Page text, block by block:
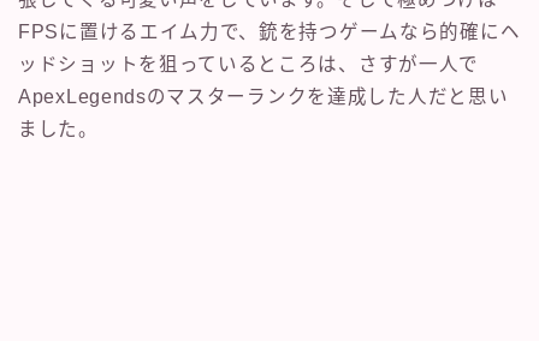
FPSに置けるエイム力で、銃を持つゲームなら的確にヘ
ッドショットを狙っているところは、さすが一人で
ApexLegendsのマスターランクを達成した人だと思い
ました。